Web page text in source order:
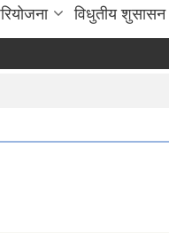
विधुतीय शुसासन